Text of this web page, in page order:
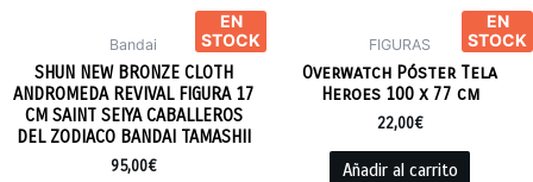
EN
STOCK
Bandai
SHUN NEW BRONZE CLOTH
ANDROMEDA REVIVAL FIGURA 17
CM SAINT SEIYA CABALLEROS
DEL ZODIACO BANDAI TAMASHII
95,00€
EN
STOCK
FIGURAS
Overwatch Póster Tela
Heroes 100 x 77 cm
22,00€
Añadir al carrito